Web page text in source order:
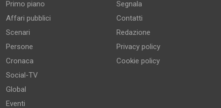
Primo piano
Affari pubblici
Scenari
Persone
Cronaca
Social-TV
Global
Eventi
Segnala
Contatti
Redazione
Privacy policy
Cookie policy